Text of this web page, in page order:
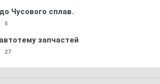
Чусового сплав.
5
запчастей
27